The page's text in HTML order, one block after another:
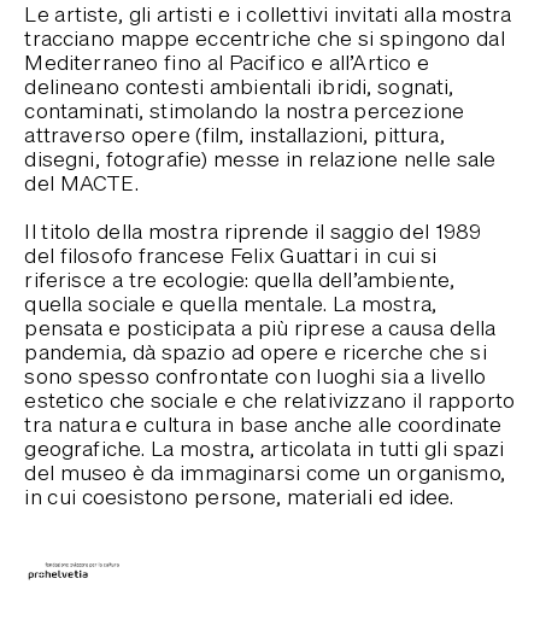
Le artiste, gli artisti e i collettivi invitati alla mostra
tracciano mappe eccentriche che si spingono dal
Mediterraneo fino al Pacifico e all’Artico e
delineano contesti ambientali ibridi, sognati,
contaminati, stimolando la nostra percezione
attraverso opere (film, installazioni, pittura,
disegni, fotografie) messe in relazione nelle sale
del MACTE.
Il titolo della mostra riprende il saggio del 1989
del filosofo francese Felix Guattari in cui si
riferisce a tre ecologie: quella dell’ambiente,
quella sociale e quella mentale. La mostra,
pensata e posticipata a più riprese a causa della
pandemia, dà spazio ad opere e ricerche che si
sono spesso confrontate con luoghi sia a livello
estetico che sociale e che relativizzano il rapporto
tra natura e cultura in base anche alle coordinate
geografiche. La mostra, articolata in tutti gli spazi
del museo è da immaginarsi come un organismo,
in cui coesistono persone, materiali ed idee.